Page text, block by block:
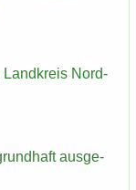
Land­kreis Nord­
aus­ge­